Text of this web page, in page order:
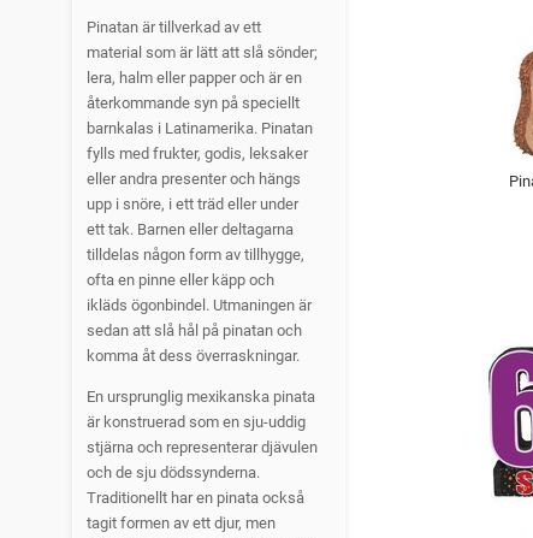
Pinatan är tillverkad av ett
material som är lätt att slå sönder;
lera, halm eller papper och är en
återkommande syn på speciellt
barnkalas i Latinamerika. Pinatan
fylls med frukter, godis, leksaker
eller andra presenter och hängs
upp i snöre, i ett träd eller under
ett tak. Barnen eller deltagarna
tilldelas någon form av tillhygge,
ofta en pinne eller käpp och
ikläds ögonbindel. Utmaningen är
sedan att slå hål på pinatan och
komma åt dess överraskningar.
En ursprunglig mexikanska pinata
är konstruerad som en sju-uddig
stjärna och representerar djävulen
och de sju dödssynderna.
Traditionellt har en pinata också
tagit formen av ett djur, men